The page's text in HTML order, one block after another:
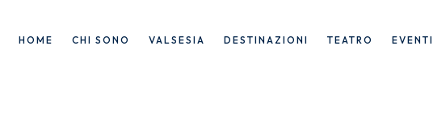
HOME CHI SONO VALSESIA DESTINAZIONI TEATRO EVENTI